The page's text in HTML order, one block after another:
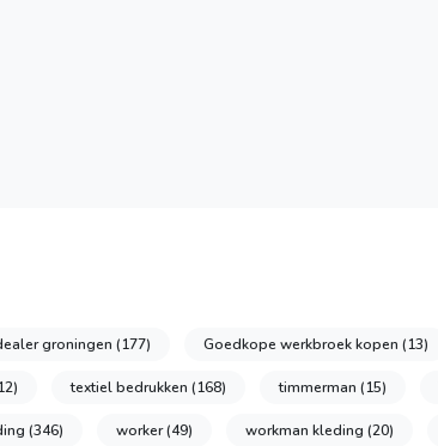
groningen (177) Goedkope werkbroek kopen (13)
textiel bedrukken (168) timmerman (15)
(346) worker(49) workman kleding (20)